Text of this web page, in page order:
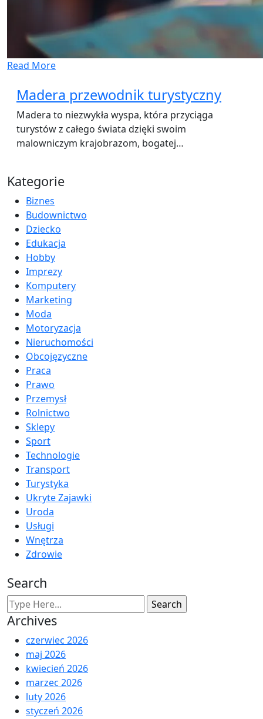
Read More
Madera przewodnik turystyczny
Madera to niezwykła wyspa, która przyciąga
turystów z całego świata dzięki swoim
malowniczym krajobrazom, bogatej…
Kategorie
Biznes
Budownictwo
Dziecko
Edukacja
Hobby
Imprezy
Komputery
Marketing
Moda
Motoryzacja
Nieruchomości
Obcojęzyczne
Praca
Prawo
Przemysł
Rolnictwo
Sklepy
Sport
Technologie
Transport
Turystyka
Ukryte Zajawki
Uroda
Usługi
Wnętrza
Zdrowie
Search
Archives
czerwiec 2026
maj 2026
kwiecień 2026
marzec 2026
luty 2026
styczeń 2026